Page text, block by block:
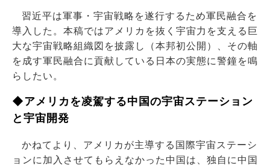
習近平は軍事・宇宙戦略を遂行するため軍民融合を
導入した。本稿ではアメリカを抜く宇宙力を支える巨
大な宇宙戦略組織図を披露し（本邦初公開）、その軸
を成す軍民融合に貢献している日本の実態に警鐘を鳴
らしたい。
◆アメリカを凌駕する中国の宇宙ステーション
と宇宙開発
かねてより、アメリカが主導する国際宇宙ステーシ
ョンに加入させてもらえなかった中国は、独自に中国